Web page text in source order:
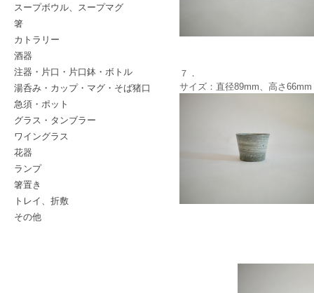
スープボウル、スープマグ
箸
カトラリー
酒器
注器・片口・片口鉢・ボトル
湯呑み・カップ・マグ・そば猪口
急須・ポット
グラス・タンブラー
ワイングラス
花器
ランプ
箸置き
トレイ、折敷
その他
７．
サイズ：直径89mm、高さ66mm